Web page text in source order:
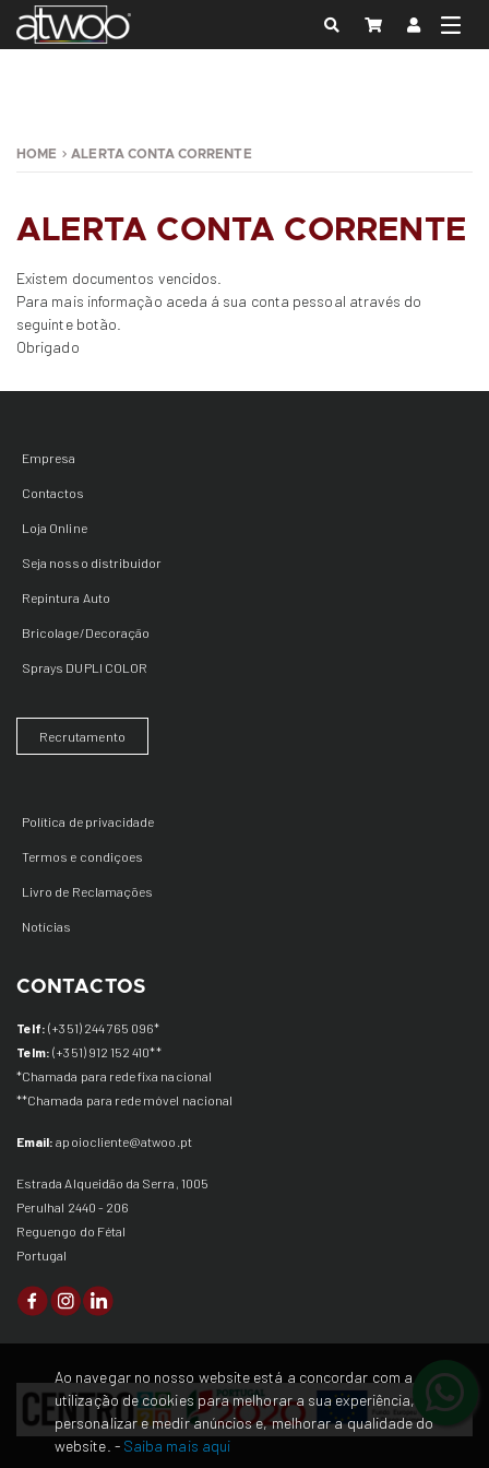
HOME ALERTA CONTA CORRENTE
ALERTA CONTA CORRENTE
Existem documentos vencidos.
Para mais informação aceda á sua conta pessoal através do
seguinte botão.
Obrigado
Empresa
Contactos
Loja Online
Seja nosso distribuidor
Repintura Auto
Bricolage/Decoração
Sprays DUPLI COLOR
Recrutamento
Política de privacidade
Termos e condiçoes
Livro de Reclamações
Notícias
CONTACTOS
Telf:(+351) 244 765 096*
Telm:(+351) 912 152 410**
*Chamada para rede fixa nacional
**Chamada para rede móvel nacional
Email:apoiocliente@atwoo.pt
Estrada Alqueidão da Serra, 1005
Perulhal 2440 - 206
Reguengo do Fétal
Portugal
Ao navegar no nosso website está a concordar com a
utilização de cookies para melhorar a sua experiência,
personalizar e medir anúncios e, melhorar a qualidade do
website. - Saiba mais aqui